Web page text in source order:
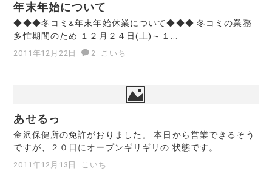
年末年始について
◆◆◆冬コミ&年末年始休業について◆◆◆ 冬コミの業務
多忙期間のため １２月２４日(土)～１...
2011年12月22日 2 こいち
あせるっ
金沢保健所の免許がおりました。 本日から営業できるそう
ですが、２０日にオープンギリギリの 状態です。
2011年12月13日 こいち